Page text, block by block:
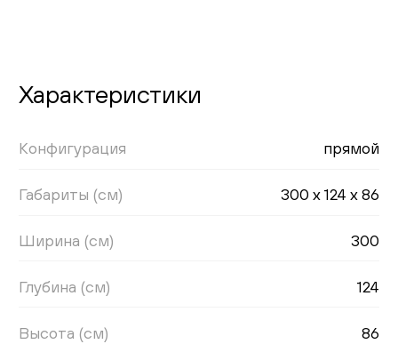
Характеристики
Конфигурация прямой
Габариты (см) 300 x 124 x 86
Ширина (см) 300
Глубина (см) 124
Высота (см) 86